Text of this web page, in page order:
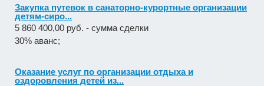
Закупка путевок в санаторно-курортные организации
детям-сиро...
5 860 400,00 руб. - сумма сделки
30% аванс;
Оказание услуг по организации отдыха и
оздоровления детей из...